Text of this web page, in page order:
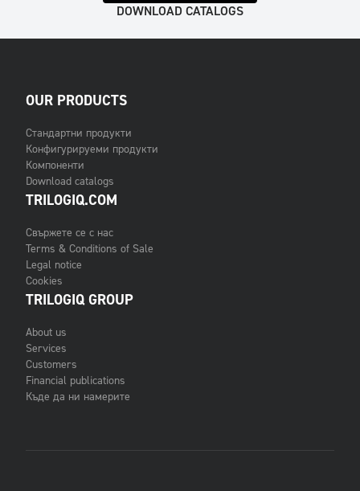
DOWNLOAD CATALOGS
OUR PRODUCTS
Стандартни продукти
Конфигурируеми продукти
Компоненти
Download catalogs
TRILOGIQ.COM
Свържете се с нас
Terms & Conditions of Sale
Legal notice
Cookies
TRILOGIQ GROUP
About us
Services
Customers
Financial publications
Къде да ни намерите